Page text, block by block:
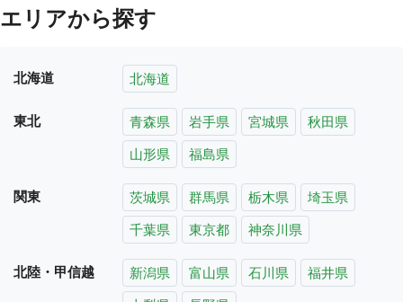
エリアから探す
北海道 北海道
東北 青森県 岩手県 宮城県
秋田県
山形県
福島県
関東 茨城県 群馬県 栃木県
埼玉県
千葉県
東京都 神奈川県
北陸・甲信越 新潟県 富山県 石川県
福井県